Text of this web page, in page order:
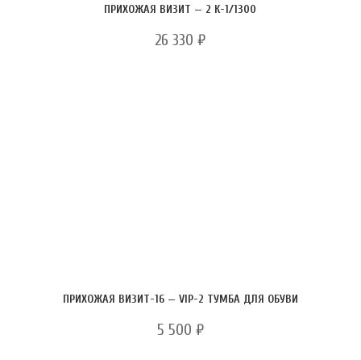
ПРИХОЖАЯ ВИЗИТ — 2 К-1/1300
26 330₽
ПРИХОЖАЯ ВИЗИТ-16 — VIP-2 ТУМБА ДЛЯ ОБУВИ
5 500 ₽